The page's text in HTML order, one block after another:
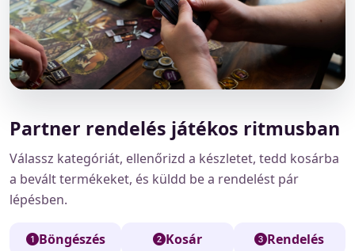
Partner rendelés játékos ritmusban
Válassz kategóriát, ellenőrizd a készletet, tedd kosárba
a bevált termékeket, és küldd be a rendelést pár
lépésben.
Böngészés Kosár Rendelés